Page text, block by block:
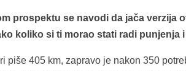
prospektu se navodi da jača verzija
koliko si ti morao stati radi punjenja
piše 405 km, zapravo je nakon 350